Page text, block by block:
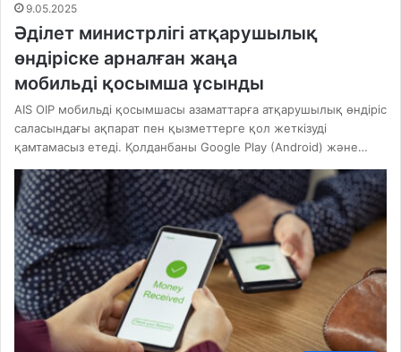
9.05.2025
Әділет министрлігі атқарушылық
өндіріске арналған жаңа
мобильді қосымша ұсынды
AIS OIP мобильді қосымшасы азаматтарға атқарушылық өндіріс
саласындағы ақпарат пен қызметтерге қол жеткізуді
қамтамасыз етеді. Қолданбаны Google Play (Android) және…